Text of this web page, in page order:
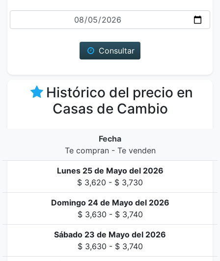
Fecha
Consultar
Histórico del precio en
Casas de Cambio
Fecha
Te compran - Te venden
Lunes 25 de Mayo del 2026
$ 3,620 - $ 3,730
Domingo 24 de Mayo del 2026
$ 3,630 - $ 3,740
Sábado 23 de Mayo del 2026
$ 3,630 - $ 3,740